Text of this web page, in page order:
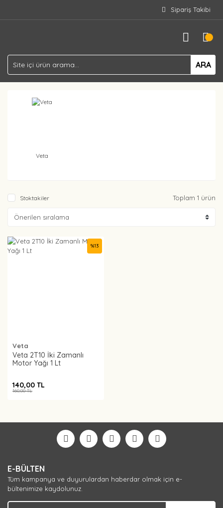
Sipariş Takibi
ARA
Veta
Stoktakiler Toplam 1 ürün
Veta
Veta 2T10 İki Zamanlı
Motor Yağı 1 Lt
%13
140,00 TL
160,00 TL
E-BÜLTEN
Tüm kampanya ve duyurulardan haberdar olmak için e-
bültenimize kaydolunuz.